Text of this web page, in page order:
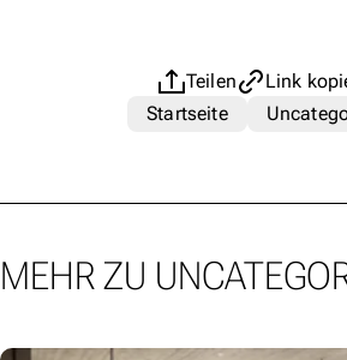
Teilen
Link
Startseite
MEHR ZU